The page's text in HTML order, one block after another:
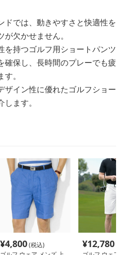
ドでは、動きやすさと快適性を
欠かせません。
を持つゴルフ用ショートパンツ
確保し、長時間のプレーでも疲
。
ザイン性に優れたゴルフショー
ます。
¥4,800(税込)
¥12,780